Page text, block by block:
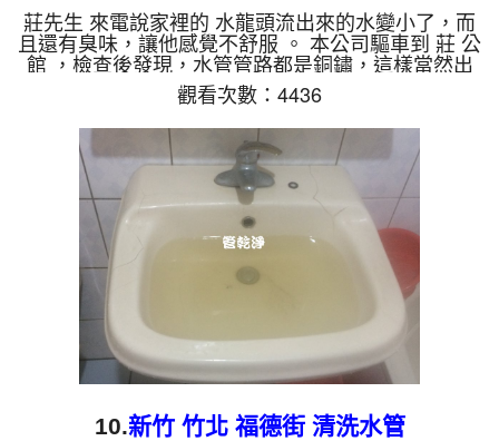
管 )
莊先生 來電說家裡的 水龍頭流出來的水變小了，而
且還有臭味，讓他感覺不舒服 。 本公司驅車到 莊 公
館 ，檢查後發現，水管管路都是銅鏽，這樣當然出
水就變小了，去頂樓水塔檢查，發現水塔很髒，莊先
生才說十年沒洗，如下圖。 一開始水龍頭管路就噴
出綠水，看起來跟果汁一樣，而且不斷噴出。 水管
裡的髒東西不斷流出來，水的顏色慢慢變成透明，髒
東西也越來越少，最後變成乾淨的清水。 清洗水管
是利用 高週波脈衝式水管清洗機 ，將檸檬酸打入水
管，讓水管管壁的鐵鏽及生物膜軟化，透過空氣與水
混合...
觀看次數：4436
10.新竹 竹北 福德街 清洗水管